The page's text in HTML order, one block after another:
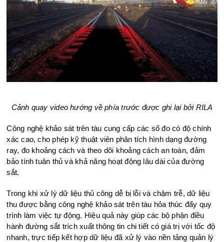
Cảnh quay video hướng về phía trước được ghi lại bởi RILA
Công nghệ khảo sát trên tàu cung cấp các số đo có độ chính
xác cao, cho phép kỹ thuật viên phân tích hình dạng đường
ray, đo khoảng cách và theo dõi khoảng cách an toàn, đảm
bảo tính tuân thủ và khả năng hoạt động lâu dài của đường
sắt.
Trong khi xử lý dữ liệu thủ công dễ bị lỗi và chậm trễ, dữ liệu
thu được bằng công nghệ khảo sát trên tàu hỏa thúc đẩy quy
trình làm việc tự động. Hiệu quả này giúp các bộ phận điều
hành đường sắt trích xuất thông tin chi tiết có giá trị với tốc độ
nhanh, trực tiếp kết hợp dữ liệu đã xử lý vào nền tảng quản lý